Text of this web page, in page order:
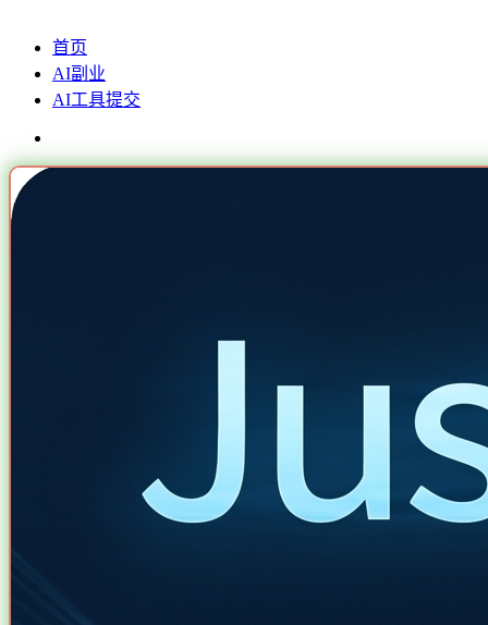
首页
AI副业
AI工具提交